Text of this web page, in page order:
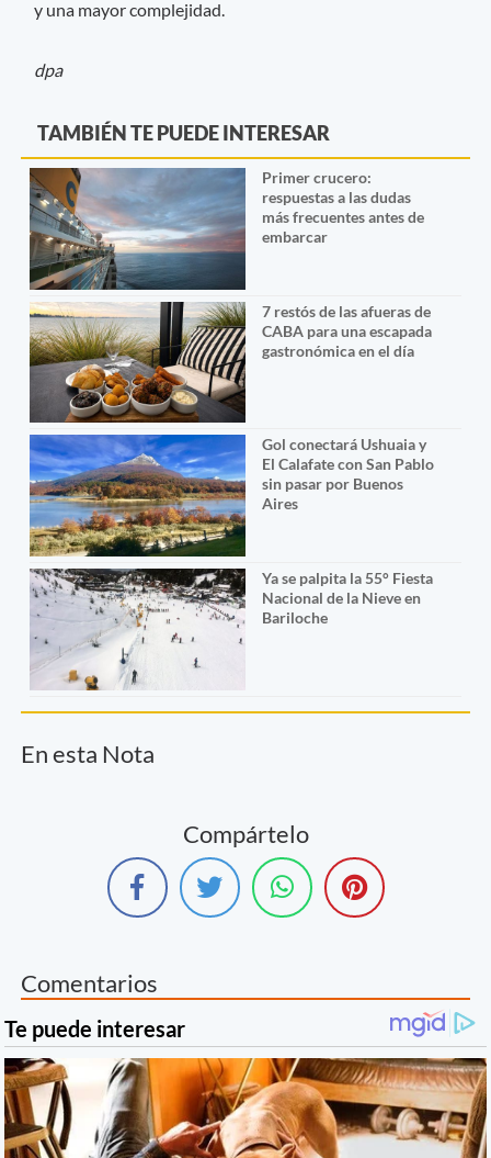
y una mayor complejidad.
dpa
TAMBIÉN TE PUEDE INTERESAR
Primer crucero:
respuestas a las dudas
más frecuentes antes de
embarcar
7 restós de las afueras de
CABA para una escapada
gastronómica en el día
Gol conectará Ushuaia y
El Calafate con San Pablo
sin pasar por Buenos
Aires
Ya se palpita la 55° Fiesta
Nacional de la Nieve en
Bariloche
En esta Nota
Compártelo
Comentarios